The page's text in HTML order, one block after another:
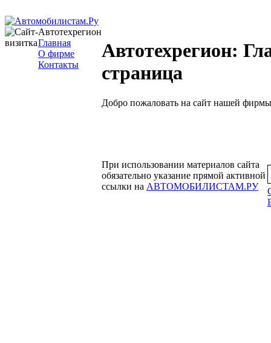
Автотехрегион
Главная
О фирме
Контакты
Автотехрегион:
страница
Добро пожаловать на сайт нашей
При использовании материалов сайта
обязательно указание прямой активной
ссылки на АВТОМОБИЛИСТАМ.РУ